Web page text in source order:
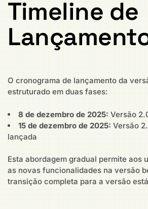
Timeline de
O cronograma de lançamento da
estruturado em duas fases:
8 de dezembro de 2025: Versão
15 de dezembro de 2025: Versão
lançada
Esta abordagem gradual permite aos
as novas funcionalidades na versão
transição completa para a versão